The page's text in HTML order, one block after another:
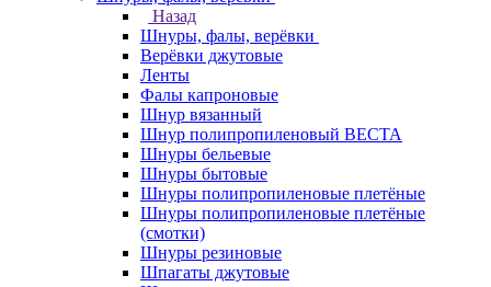
Назад
Шнуры, фалы, верёвки
Верёвки джутовые
Ленты
Фалы капроновые
Шнур вязанный
Шнур полипропиленовый ВЕСТА
Шнуры бельевые
Шнуры бытовые
Шнуры полипропиленовые плетёные
Шнуры полипропиленовые плетёные
(смотки)
Шнуры резиновые
Шпагаты джутовые